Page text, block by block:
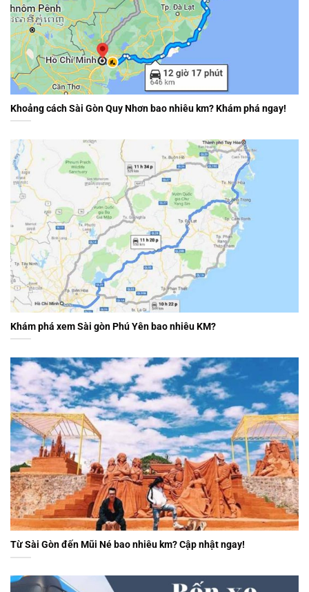
Khoảng cách Sài Gòn Quy Nhơn bao nhiêu km? Khám phá ngay!
Khám phá xem Sài gòn Phú Yên bao nhiêu KM?
Từ Sài Gòn đến Mũi Né bao nhiêu km? Cập nhật ngay!